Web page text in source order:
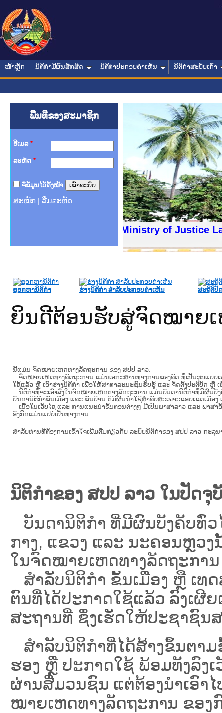
ໜ້າຫຼັກ ນິຕິກໍາມີຜົນສັກສິດ ນິຕິກໍາປະກອບຄໍາເຫັນ ນິຕິກໍາສະບັບເກົ່າ
ພື້ນທີ່ຂອງສະມາຊິກ
ອີເມລ *
ລະຫັດ *
ຈື່ຂໍ້ມູນໄວ້ຄັ້ງໜ້າ
ສະໝັກ ລືມລະຫັດ
Ministry of Justice Lao PDR
ຊາຊົນ ພາກເໜືອ
ການ
ກາງ
ກໃຕ້
ນຕຳຫຼວດປະຊາຊົນ
ສັນຕິບານປະຊາຊົນ
ກເໜືອ
ຊາຊົນ ພາກກາງ
ຊອກຫານິຕິກໍາ ຮ່າງນິຕິກໍາ ສໍາລັບປະກອບຄໍາເຫັນ ສະຖິຕິປັ
ຍິນດີຕ້ອນຮັບສູ່ຈົດໝາຍເ
ນີ້ແມ່ນ ຈົດໝາຍເຫດທາງລັດຖະການ ຂອງ ສປປ ລາວ.
ຈົດໝາຍເຫດທາງລັດຖະການ ແມ່ນ​ເອ​ກະ​ສານ​ທາງ​ການ​ຂອງ​ລັດ ທີ່​ເປັນ​ຮູບ​ແບບ​
ໃຊ້ແລ້ວ ຫຼື ເອົາຮ່າງນິຕິກໍາ ເພື່ອໃຫ້​ສາ​ທາ​ລະ​ນະ​ຊົນ​ຮັບ​ຮູ້ ແລະ ຈັດ​ຕັ້ງ​ປະ​ຕິ​ບັດ ຫຼື
ນິ​ຕິ​ກຳ​ທີ່​ຈະ​ເອົາ​ລົງ​ໃນ​ຈົດ​ໝາຍ​ເຫດ​ທາງ​ລັດ​ຖະ​ການ ​ແມ່ນ​ບັນ​ດາ​ນິ​ຕິ​ກຳ​ທີ່​ມີ​ຜົນ​ບັ
ບັນ​ດານິ​ຕິ​ກຳ​ຂັ້ນ​ເມືອງ ແລະ ຂັ້ນ​ບ້ານ ​ທີ່​ມີ​ຜົນ​ນຳ​ໃຊ້​ສຳ​ລັບ​ສະ​ເພາະ​ຂອບ​ເຂດ​ເມືອງ
ເນື້ອໃນ​ເວັບ​ໄຊ​ ແລະ ການແນະນໍາຂັ້ນຕອນຕ່າງໆ ມີເປັນພາສາລາວ ແລະ ພາສ
ອັງກິດແມ່ນແປບໍ່ເປັນທາງການ.
ສໍາລັບທ່ານທີ່ຕ້ອງການເຂົ້າໃຈເພີ່ມຕື່ມກ່ຽວກັບ ລະບົບນິຕິກຳຂອງ ສປປ ລາວ ກະລຸນ
ນິຕິກຳຂອງ ສປປ ລາວ ໃນປັດ
ບັນດານິຕິກໍາ ທີ່ມີຜົນບັງຄັບທົ່
ກາງ, ແຂວງ ແລະ ນະຄອນຫຼວ
ໃນຈົດໝາຍເຫດທາງລັດຖະການ
ສຳລັບນິ​ຕິ​ກຳ ຂັ້ນເມືອງ ຫຼື ເທ
ຕົນທີ່ໄດ້ປະກາດໃຊ້ແລ້ວ ລົງ​ເຜີ
ສະຖານທີ່ ຊຶ່ງເຮັດໃຫ້ປະຊາຊົນສ
ສໍາລັບນິຕິກໍາທີ່ໄດ້ສ້າງຂຶ້ນຕາ
ຮອງ ຫຼື ປະກາດໃຊ້ ພ້ອມທັງລົງ
ຜ່ານສື່ມວນຊົນ ແຕ່ຕ້ອງນໍາເອົາ
ໝາຍ​ເຫດ​ທາງ​ລັດ​ຖະ​ການ​ ຂອ